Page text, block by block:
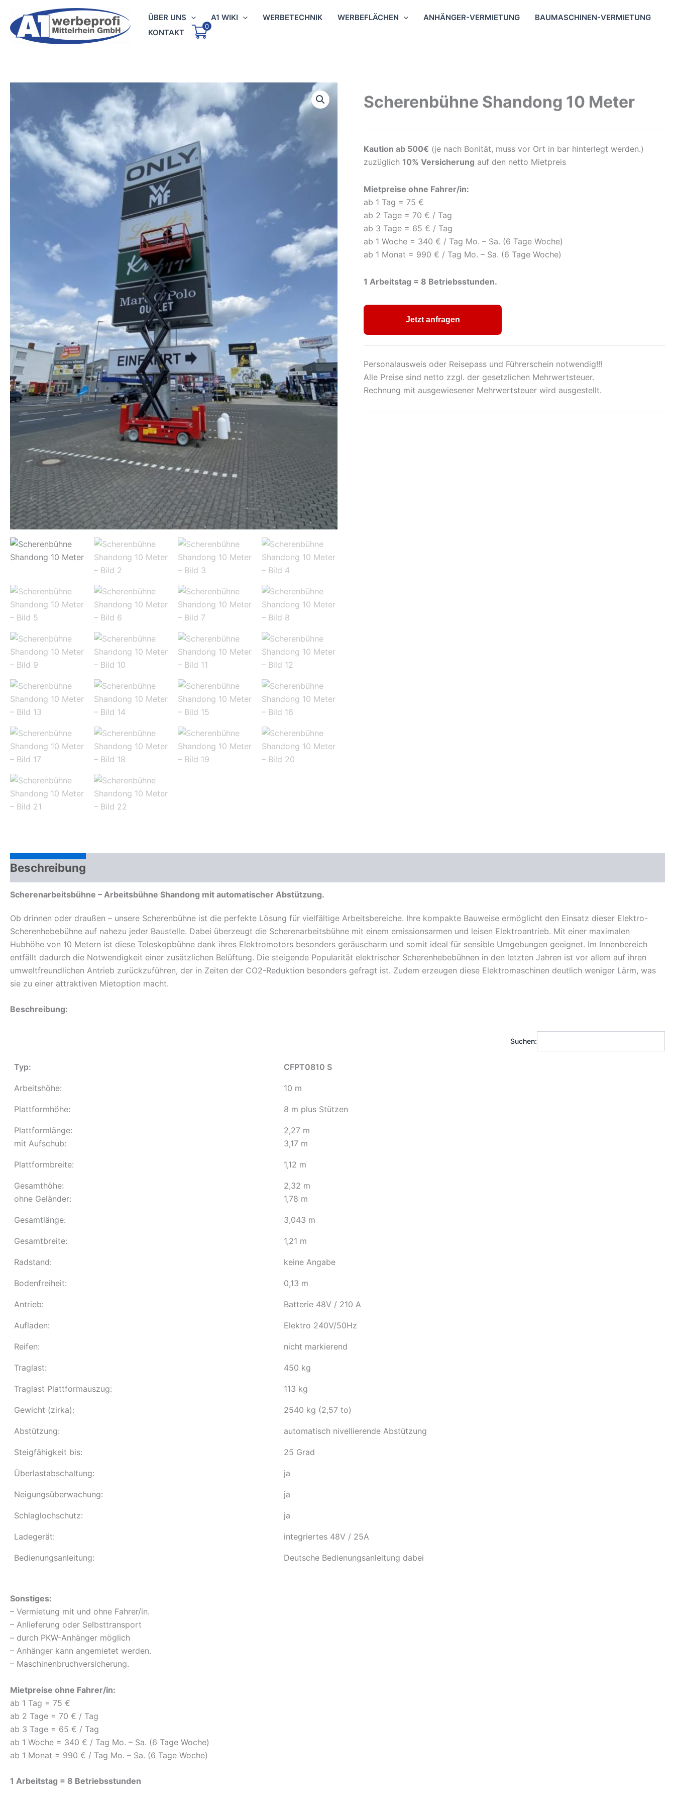
Inhalt
springen
ÜBER UNS A1 WIKI WERBETECHNIK WERBEFLÄCHEN ANHÄNGER-VERMIETUNG
BAUMASCHINEN-VERMIETUNG
KONTAKT
0
Scherenbühne Shandong 10 Meter
Kaution ab 500€ (je nach Bonität, muss vor Ort in bar hinterlegt werden.)
zuzüglich10% Versicherung auf den netto Mietpreis
Mietpreise ohne Fahrer/in:
ab 1 Tag = 75 €
ab 2 Tage = 70 € / Tag
ab 3 Tage = 65 € / Tag
ab 1 Woche = 340 € / Tag Mo. – Sa. (6 Tage Woche)
ab 1 Monat = 990 € / Tag Mo. – Sa. (6 Tage Woche)
1 Arbeitstag = 8 Betriebsstunden.
Jetzt anfragen
Personalausweis oder Reisepass und Führerschein notwendig!!!
Alle Preise sind netto zzgl. der gesetzlichen Mehrwertsteuer.
Rechnung mit ausgewiesener Mehrwertsteuer wird ausgestellt.
Beschreibung
Scherenarbeitsbühne – Arbeitsbühne Shandong mit automatischer Abstützung.
Ob drinnen oder draußen – unsere Scherenbühne ist die perfekte Lösung für vielfältige Arbeitsbereiche. Ihre kompakte Bauweise ermöglicht den Einsatz dieser Elektro-
Scherenhebebühne auf nahezu jeder Baustelle. Dabei überzeugt die Scherenarbeitsbühne mit einem emissionsarmen und leisen Elektroantrieb. Mit einer maximalen
Hubhöhe von 10 Metern ist diese Teleskopbühne dank ihres Elektromotors besonders geräuscharm und somit ideal für sensible Umgebungen geeignet. Im Innenbereich
entfällt dadurch die Notwendigkeit einer zusätzlichen Belüftung. Die steigende Popularität elektrischer Scherenhebebühnen in den letzten Jahren ist vor allem auf ihren
umweltfreundlichen Antrieb zurückzuführen, der in Zeiten der CO2-Reduktion besonders gefragt ist. Zudem erzeugen diese Elektromaschinen deutlich weniger Lärm, was
sie zu einer attraktiven Mietoption macht.
Beschreibung:
Suchen:
Typ: CFPT0810 S
Arbeitshöhe: 10 m
Plattformhöhe: 8 m plus Stützen
Plattformlänge:
mit Aufschub:
2,27 m
3,17 m
Plattformbreite: 1,12 m
Gesamthöhe:
ohne Geländer:
2,32 m
1,78 m
Gesamtlänge: 3,043 m
Gesamtbreite: 1,21 m
Radstand: keine Angabe
Bodenfreiheit: 0,13 m
Antrieb: Batterie 48V / 210 A
Aufladen: Elektro 240V/50Hz
Reifen: nicht markierend
Traglast: 450 kg
Traglast Plattformauszug: 113 kg
Gewicht (zirka): 2540 kg (2,57 to)
Abstützung: automatisch nivellierende Abstützung
Steigfähigkeit bis: 25 Grad
Überlastabschaltung: ja
Neigungsüberwachung: ja
Schlaglochschutz: ja
Ladegerät: integriertes 48V / 25A
Bedienungsanleitung: Deutsche Bedienungsanleitung dabei
Sonstiges:
– Vermietung mit und ohne Fahrer/in.
– Anlieferung oder Selbsttransport
– durch PKW-Anhänger möglich
– Anhänger kann angemietet werden.
– Maschinenbruchversicherung.
Mietpreise ohne Fahrer/in:
ab 1 Tag = 75 €
ab 2 Tage = 70 € / Tag
ab 3 Tage = 65 € / Tag
ab 1 Woche = 340 € / Tag Mo. – Sa. (6 Tage Woche)
ab 1 Monat = 990 € / Tag Mo. – Sa. (6 Tage Woche)
1 Arbeitstag = 8 Betriebsstunden